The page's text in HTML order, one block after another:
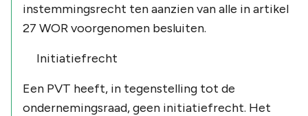
instemmingsrecht ten aanzien van alle in artikel
27 WOR voorgenomen besluiten.
Initiatiefrecht
Een PVT heeft, in tegenstelling tot de
ondernemingsraad, geen initiatiefrecht. Het